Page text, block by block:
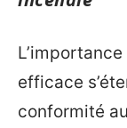
efficace
conformité